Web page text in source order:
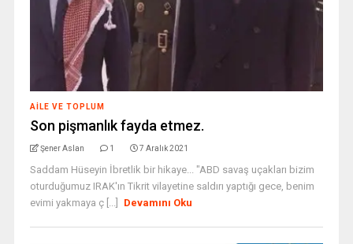
AILE VE TOPLUM
Son pişmanlık fayda etmez.
Şener Aslan 1 7 Aralık 2021
Saddam Hüseyin İbretlik bir hikaye... "ABD savaş uçakları bizim
oturduğumuz IRAK'ın Tikrit vilayetine saldırı yaptığı gece, benim
evimi yakmaya ç [...]
Devamını Oku